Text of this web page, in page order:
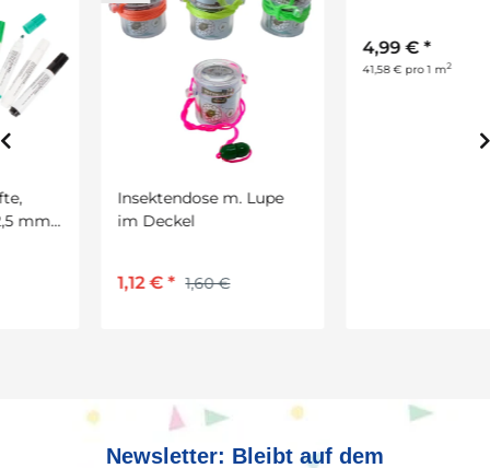
Insektendose m. Lupe
im Deckel
1,60 €
Keilrahmen, 30 x 42 cm
Newsletter: Bleibt auf dem